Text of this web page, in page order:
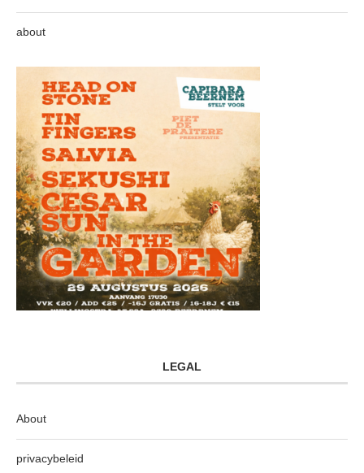
about
LEGAL
About
privacybeleid